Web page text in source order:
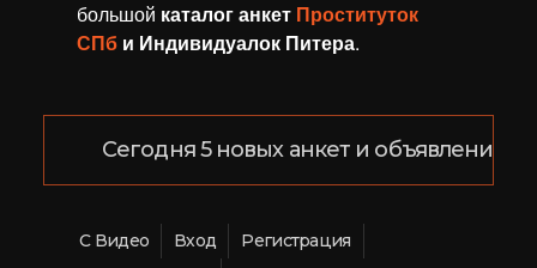
большой каталог анкет Проституток
СПб и Индивидуалок Питера.
Сегодня 5 новых анкет и объявлений!
С Видео Вход
Регистрация